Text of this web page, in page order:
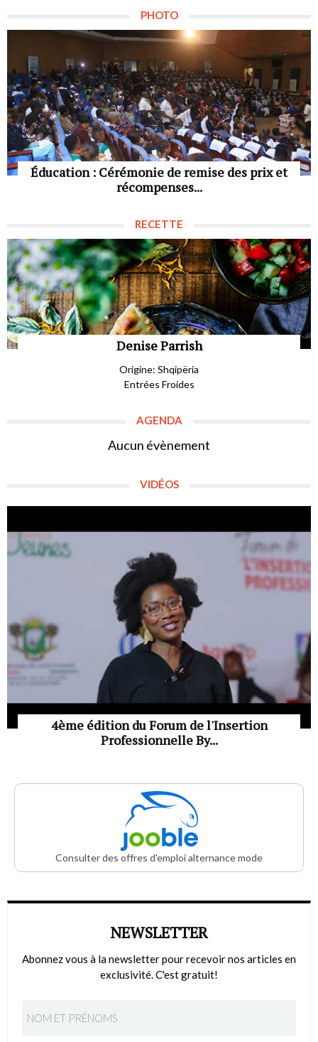
PHOTO
Éducation : Cérémonie de remise des prix et
récompenses...
RECETTE
Denise Parrish
Origine: Shqipëria
Entrées Froides
AGENDA
Aucun évènement
VIDÉOS
4ème édition du Forum de l'Insertion
Professionnelle By...
Consulter des offres d'emploi alternance mode
NEWSLETTER
Abonnez vous à la newsletter pour recevoir nos articles en
exclusivité. C'est gratuit!